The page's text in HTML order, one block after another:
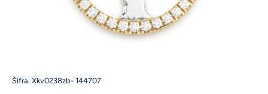
Šifra: Xkv0238zb- 144707